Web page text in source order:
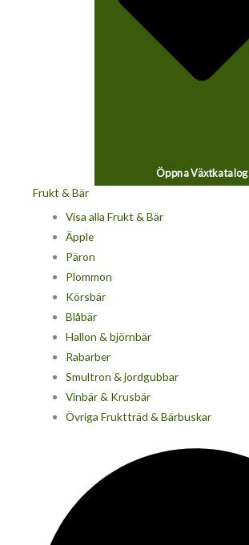
Öppna Växtkatalog
Frukt & Bär
Visa alla Frukt & Bär
Äpple
Päron
Plommon
Körsbär
Blåbär
Hallon & björnbär
Rabarber
Smultron & jordgubbar
Vinbär & Krusbär
Övriga Fruktträd & Bärbuskar